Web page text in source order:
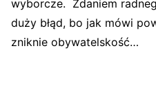
wyborcze. Zdaniem
duży błąd, bo jak mówi
zniknie obywatelskość…